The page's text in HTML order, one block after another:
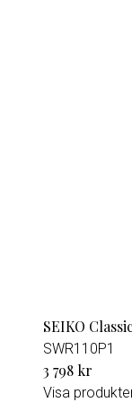
SEIKO
SWR110P1
3 798 kr
Visa